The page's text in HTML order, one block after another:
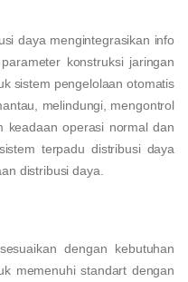
daya mengintegrasikan info
konstruksi jaringan
sistem pengelolaan otomatis
melindungi, mengontrol
keadaan operasi normal dan
terpadu distribusi daya
distribusi daya.
dengan kebutuhan
memenuhi standart dengan